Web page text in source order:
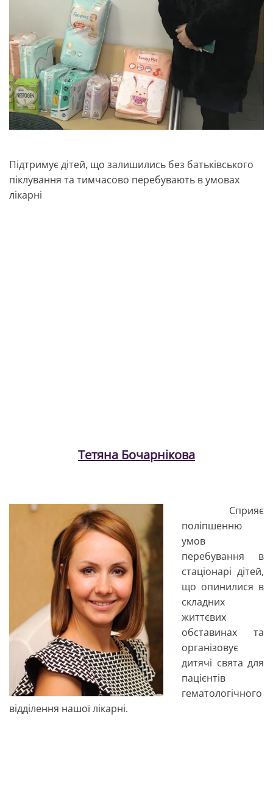
Підтримує дітей, що залишились без батьківського
піклування та тимчасово перебувають в умовах
лікарні
Тетяна Бочарнікова
Сприяє
поліпшенню
умов
перебування в
стаціонарі дітей,
що опинилися в
складних
життєвих
обставинах та
організовує
дитячі свята для
пацієнтів
гематологічного
відділення нашої лікарні.